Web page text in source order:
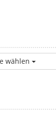
wählen